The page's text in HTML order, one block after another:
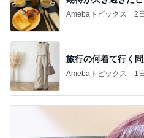
Amebaトピックス 2
旅行の何着て行く
Amebaトピックス 1